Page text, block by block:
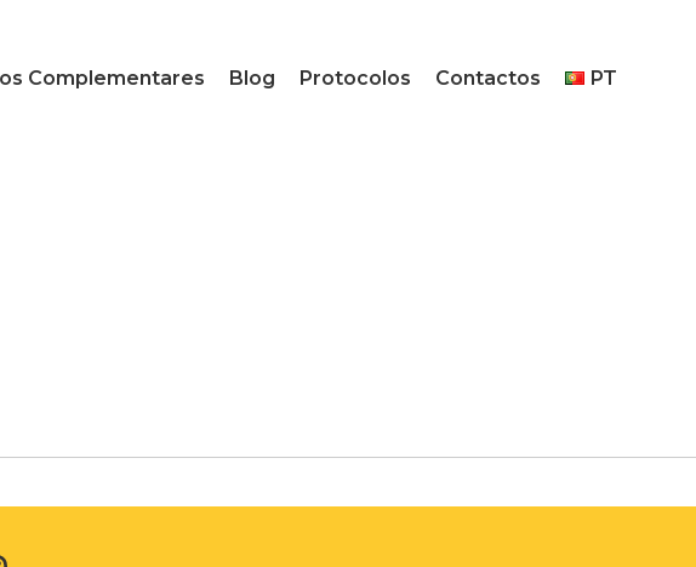
Complementares Blog Protocolos Contactos PT